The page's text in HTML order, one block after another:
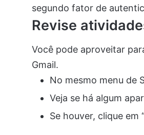
segundo fator de
Revise
Você pode aproveitar
Gmail.
No mesmo menu de
Veja se há algum
Se houver, clique em